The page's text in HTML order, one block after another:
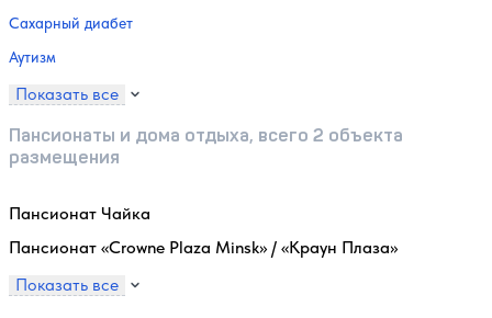
Сахарный диабет
Аутизм
Показать все
Пансионаты и дома отдыха, всего 2 объекта
размещения
Пансионат Чайка
Пансионат «Crowne Plaza Minsk» / «Краун Плаза»
Показать все